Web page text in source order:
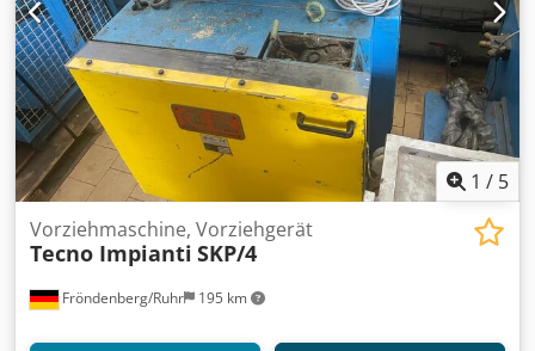
1 / 5
Fröndenberg/Ruhr 195 km
Vorziehmaschine, Vorziehgerät
Tecno Impianti SKP/4